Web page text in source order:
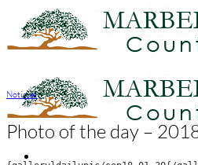
Noticias
Photo of the day –